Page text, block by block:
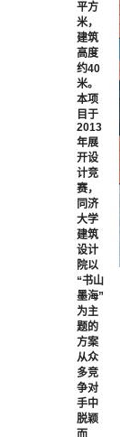
平方
米，
建筑
高度
约40
米。
本项
目于
2013
年展
开设
计竞
赛，
同济
大学
建筑
设计
院以
“书山
墨海”
为主
题的
方案
从众
多竞
争对
手中
脱颖
而